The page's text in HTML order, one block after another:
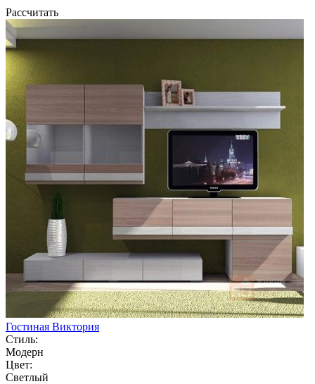
Рассчитать
Гостиная Виктория
Стиль:
Модерн
Цвет:
Светлый